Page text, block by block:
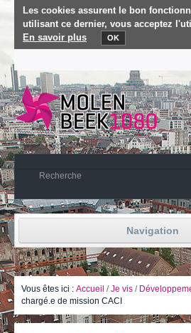
Les cookies assurent le bon
utilisant ce dernier, vous acceptez
En savoir plus
OK
Navigation
Accueil
Vie politique
Je vis
Vous êtes ici : Accueil /Je vis /
chargé.e de mission CACI